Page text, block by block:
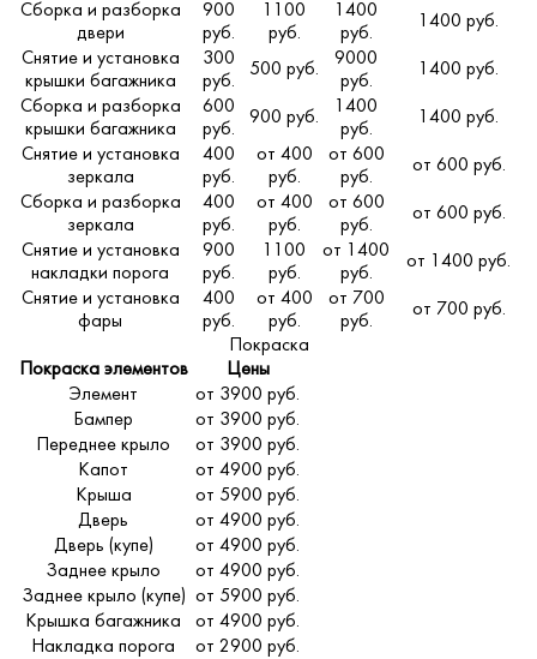
Сборка и разборка
двери
900
руб.
1100
руб.
1400
руб.
1400 руб.
Снятие и установка
крышки багажника
300
руб.
500 руб.
9000
руб.
1400 руб.
Сборка и разборка
крышки багажника
600
руб.
900 руб.
1400
руб.
1400 руб.
Снятие и установка
зеркала
400
руб.
от 400
руб.
от 600
руб.
от 600 руб.
Сборка и разборка
зеркала
400
руб.
от 400
руб.
от 600
руб.
от 600 руб.
Снятие и установка
накладки порога
900
руб.
1100
руб.
от 1400
руб.
от 1400 руб.
Снятие и установка
фары
400
руб.
от 400
руб.
от 700
руб.
от 700 руб.
Покраска
Покраска элементов
Цены
Элемент
от 3900 руб.
Бампер
от 3900 руб.
Переднее крыло
от 3900 руб.
Капот
от 4900 руб.
Крыша
от 5900 руб.
Дверь
от 4900 руб.
Дверь (купе)
от 4900 руб.
Заднее крыло
от 4900 руб.
Заднее крыло (купе) от 5900 руб.
Крышка багажника
от 4900 руб.
Накладка порога
от 2900 руб.